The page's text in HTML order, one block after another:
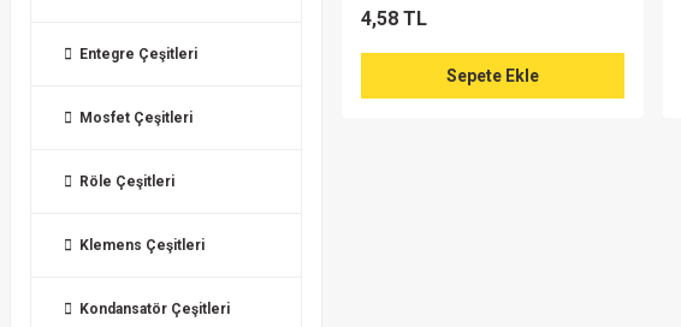
Entegre Çeşitleri
Mosfet Çeşitleri
Röle Çeşitleri
Klemens Çeşitleri
Kondansatör Çeşitleri
4,58 TL
Sepete Ekle